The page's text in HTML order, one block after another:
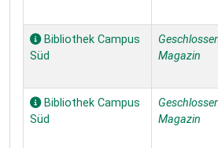
Bibliothek Campus
Süd
Magazin
Bibliothek Campus
Süd
Magazin